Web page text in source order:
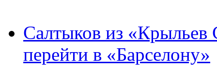
Салтыков из «Крыльев
перейти в «Барселону»